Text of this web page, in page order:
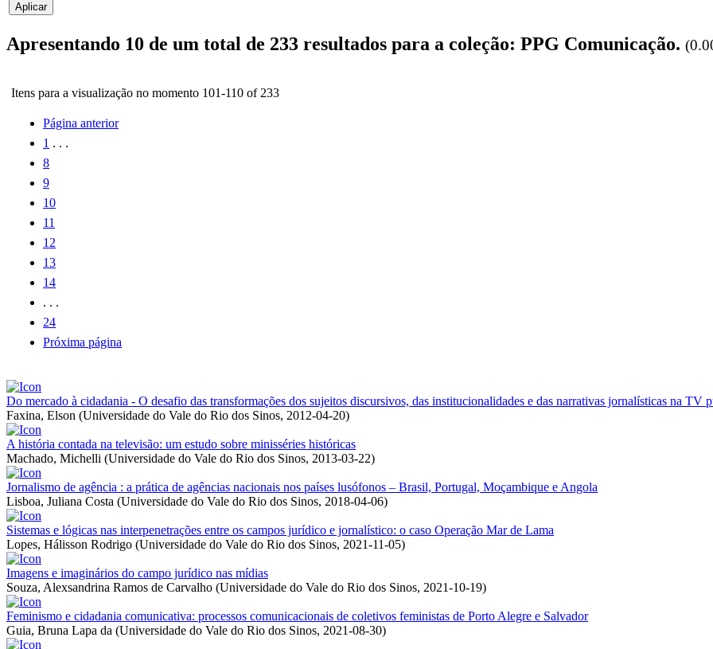
Apresentando 10 de um total de 233 resultados para a coleção: PPG Comunicação.
Itens para a visualização no momento 101-110 of 233
Página anterior
1 . . .
8
9
10
11
12
13
14
. . .
24
Próxima página
Do mercado à cidadania - O desafio das transformações dos sujeitos discursivos, das institucionalidades e das narrativas jornalísticas na TV
Faxina, Elson (Universidade do Vale do Rio dos Sinos, 2012-04-20)
A história contada na televisão: um estudo sobre minisséries históricas
Machado, Michelli (Universidade do Vale do Rio dos Sinos, 2013-03-22)
Jornalismo de agência : a prática de agências nacionais nos países lusófonos – Brasil, Portugal, Moçambique e Angola
Lisboa, Juliana Costa (Universidade do Vale do Rio dos Sinos, 2018-04-06)
Sistemas e lógicas nas interpenetrações entre os campos jurídico e jornalístico: o caso Operação Mar de Lama
Lopes, Hálisson Rodrigo (Universidade do Vale do Rio dos Sinos, 2021-11-05)
Imagens e imaginários do campo jurídico nas mídias
Souza, Alexsandrina Ramos de Carvalho (Universidade do Vale do Rio dos Sinos, 2021-10-19)
Feminismo e cidadania comunicativa: processos comunicacionais de coletivos feministas de Porto Alegre e Salvador
Guia, Bruna Lapa da (Universidade do Vale do Rio dos Sinos, 2021-08-30)